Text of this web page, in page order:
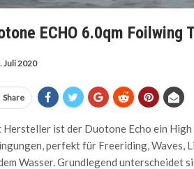
ECHO 6.0qm Foilwing
Juli 2020
Share
Hersteller ist der Duotone Echo ein
perfekt für Freeriding, Waves,
Wasser. Grundlegend unterscheidet